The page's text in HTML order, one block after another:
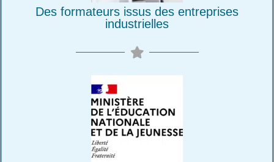
Des formateurs issus des entreprises
industrielles